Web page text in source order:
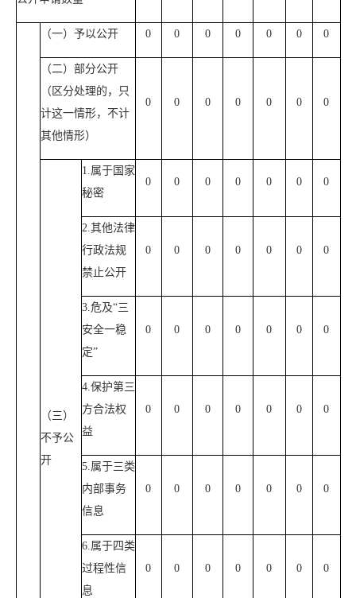
（一）予以公开 0 0 0 0 0 0 0
（二）部分公开
（区分处理的，只
计这一情形，不计
其他情形）
0 0 0 0 0 0 0
（三）
不予公
开
1.属于国家
秘密
0 0 0 0 0 0 0
2.其他法律
行政法规
禁止公开
0 0 0 0 0 0 0
3.危及“三
安全一稳
定”
0 0 0 0 0 0 0
4.保护第三
方合法权
益
0 0 0 0 0 0 0
5.属于三类
内部事务
信息
0 0 0 0 0 0 0
6.属于四类
过程性信
息
0 0 0 0 0 0 0